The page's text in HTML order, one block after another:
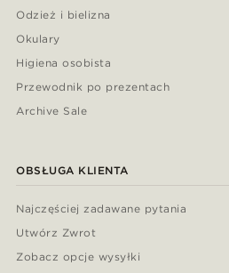
Odzież i bielizna
Okulary
Higiena osobista
Przewodnik po prezentach
Archive Sale
OBSŁUGA KLIENTA
Najczęściej zadawane pytania
Utwórz Zwrot
Zobacz opcje wysyłki